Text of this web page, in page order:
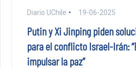
Diario UChile 19-06-2025
Putin y Xi Jinping piden
para el conflicto Israel-Irán:
impulsar la paz”